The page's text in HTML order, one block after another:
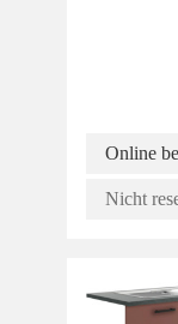
Online
Nicht